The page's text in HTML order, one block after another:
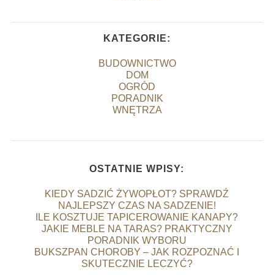
KATEGORIE:
BUDOWNICTWO
DOM
OGRÓD
PORADNIK
WNĘTRZA
OSTATNIE WPISY:
KIEDY SADZIĆ ŻYWOPŁOT? SPRAWDŹ
NAJLEPSZY CZAS NA SADZENIE!
ILE KOSZTUJE TAPICEROWANIE KANAPY?
JAKIE MEBLE NA TARAS? PRAKTYCZNY
PORADNIK WYBORU
BUKSZPAN CHOROBY – JAK ROZPOZNAĆ I
SKUTECZNIE LECZYĆ?